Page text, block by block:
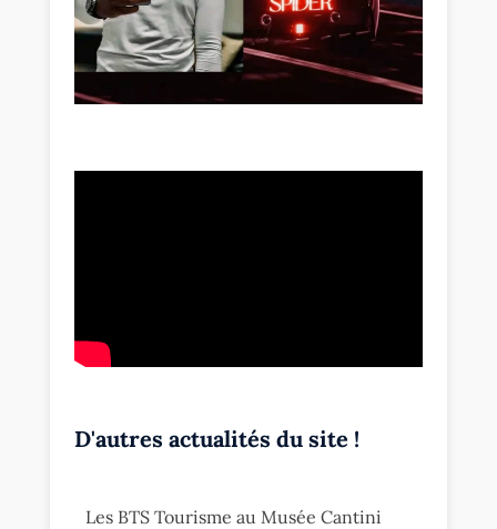
D'autres actualités du site !
Les BTS Tourisme au Musée Cantini